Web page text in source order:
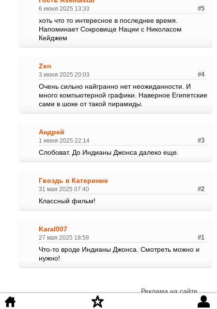
6 июня 2025 13:33 #5
хоть что то интересное в последнее время.
Напоминает Сокровище Нации с Николасом
Кейджем
Zen
3 июня 2025 20:03 #4
Очень сильно найгранно нет неожиданности. И
много компьютерной графики. Наверное Египетские
сами в шоке от такой пирамиды.
Андрей
1 июня 2025 22:14 #3
Слобоват. До Индианы Джонса далеко еще.
Гвоздь в Катериние
31 мая 2025 07:40 #2
Классный фильм!
Karal007
27 мая 2025 18:58 #1
Что-то вроде Индианы Джонса. Смотреть можно и
нужно!
Реклама на сайте